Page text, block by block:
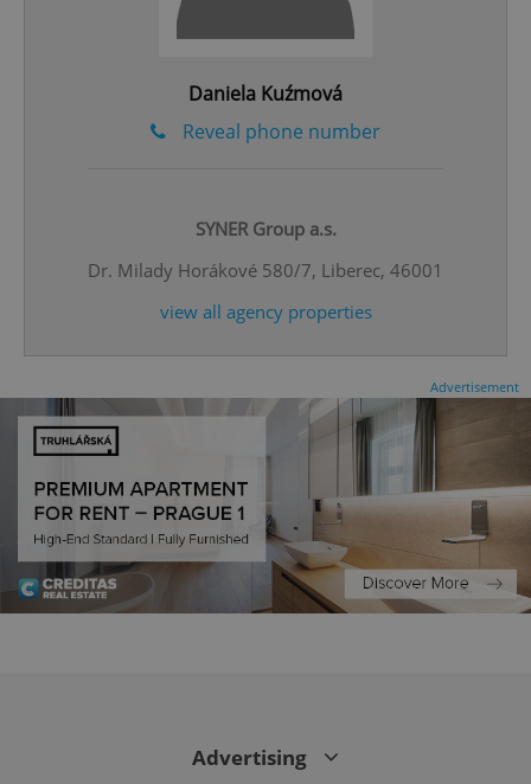
Daniela Kuźmová
Reveal phone number
SYNER Group a.s.
Dr. Milady Horákové 580/7, Liberec, 46001
view all agency properties
Advertisement
Advertising
expss .www.expats.cz
PHPSESSID
PHP.net
.www.expats.cz